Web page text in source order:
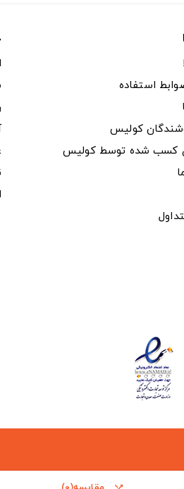
استفاده
کولیس
کسب شده توسط کولیس